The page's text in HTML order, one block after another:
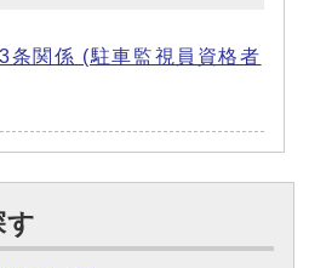
条関係 (駐車監視員資格者
す